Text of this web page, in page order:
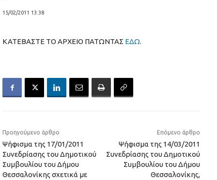
15/02/2011 13:38
ΚΑΤΕΒΑΣΤΕ ΤΟ ΑΡΧΕΙΟ ΠΑΤΩΝΤΑΣ ΕΔΩ.
Προηγούμενο άρθρο
Ψήφισμα της 17/01/2011
Συνεδρίασης του Δημοτικού
Συμβουλίου του Δήμου
Θεσσαλονίκης σχετικά με
Επόμενο άρθρο
Ψήφισμα της 14/03/2011
Συνεδρίασης του Δημοτικού
Συμβουλίου του Δήμου
Θεσσαλονίκης,